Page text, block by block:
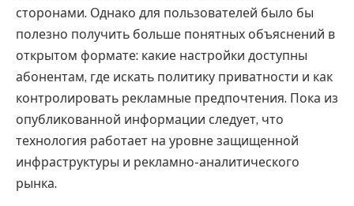
сторонами. Однако для пользователей было бы
полезно получить больше понятных объяснений в
открытом формате: какие настройки доступны
абонентам, где искать политику приватности и как
контролировать рекламные предпочтения. Пока из
опубликованной информации следует, что
технология работает на уровне защищенной
инфраструктуры и рекламно-аналитического
рынка.